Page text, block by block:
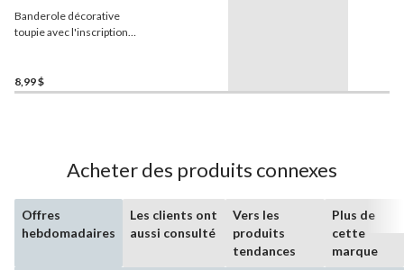
Banderole décorative
toupie avec l'inscription
pour Hanoukka
8,99 $
Acheter des produits connexes
Offres
hebdomadaires
Les clients ont
aussi consulté
Vers les
produits
tendances
Plus de
cette
marque